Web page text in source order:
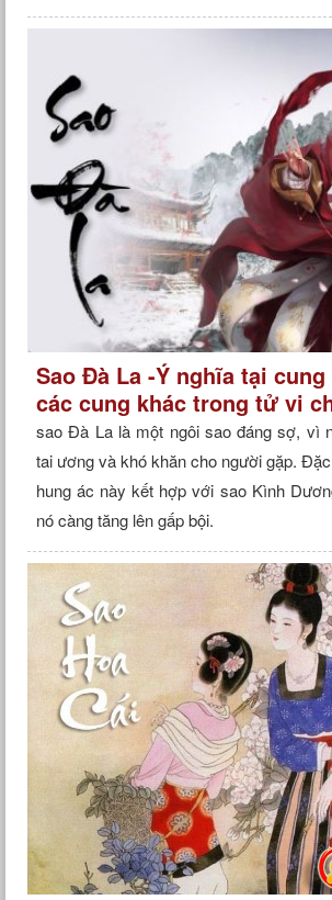
Sao Đà La -Ý nghĩa tại cung
các cung khác trong tử vi
sao Đà La là một ngôi sao đáng sợ, vì
tai ương và khó khăn cho người gặp.
hung ác này kết hợp với sao Kình
nó càng tăng lên gấp bội.